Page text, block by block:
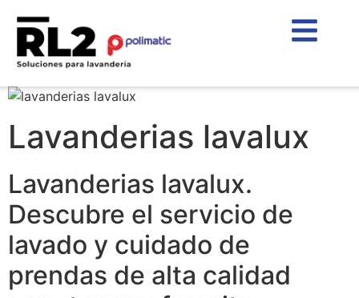
Lavanderias lavalux
Lavanderias lavalux.
Descubre el servicio de
lavado y cuidado de
prendas de alta calidad